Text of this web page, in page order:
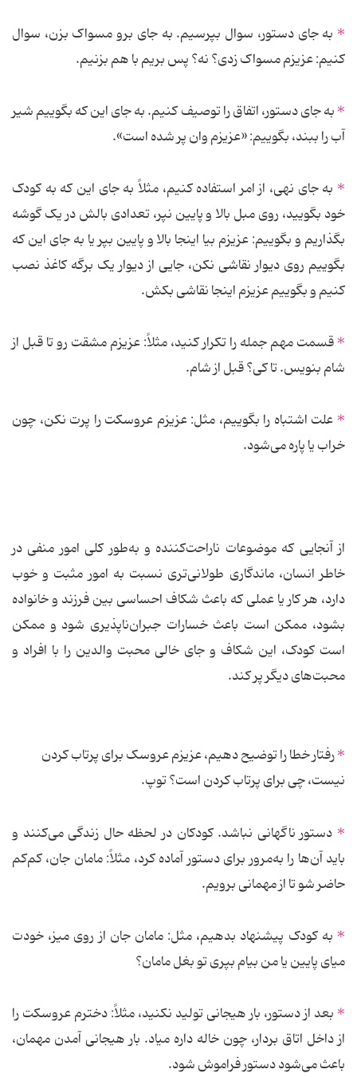
* به جای دستور، سوال بپرسیم. به جای برو مسواک بزن، سوال
کنیم: عزیزم مسواک زدی؟ نه؟ پس بریم با هم بزنیم.
*به جای دستور، اتفاق را توصیف کنیم. به جای این که بگوییم شیر
آب را ببند، بگوییم: «عزیزم وان پر شده است».
* به جای نهی، از امر استفاده کنیم، مثلاً به جای این که به کودک
خود بگویید، روی مبل بالا و پایین نپر، تعدادی بالش در یک گوشه
بگذاریم و بگوییم: عزیزم بیا اینجا بالا و پایین بپر یا به جای این که
بگوییم روی دیوار نقاشی نکن، جایی از دیوار یک برگه کاغذ نصب
کنیم و بگوییم عزیزم اینجا نقاشی بکش.
*قسمت مهم جمله را تکرار کنید، مثلاً: عزیزم مشقت رو تا قبل از
شام بنویس. تا کی؟ قبل از شام.
*علت اشتباه را بگوییم، مثل: عزیزم عروسکت را پرت نکن، چون
خراب یا پاره می‌شود.
از آنجایی که موضوعات ناراحت‌کننده و به‌طور کلی امور منفی در
خاطر انسان، ماندگاری طولانی‌تری نسبت به امور مثبت و خوب
دارد، هر کار یا عملی که باعث شکاف احساسی بین فرزند و خانواده
بشود، ممکن است باعث خسارات جبران‌ناپذیری شود و ممکن
است کودک، این شکاف و جای خالی محبت والدین را با افراد و
محبت‌های دیگر پر کند.
*رفتار خطا را توضیح دهیم، عزیزم عروسک برای پرتاب کردن
نیست، چی برای پرتاب کردن است؟ توپ.
* دستور ناگهانی نباشد. کودکان در لحظه حال زندگی می‌کنند و
باید آن‌ها را به‌مرور برای دستور آماده کرد، مثلاً: مامان جان، کم‌کم
حاضر شو تا از مهمانی برویم.
* به کودک پیشنهاد بدهیم، مثل: مامان جان از روی میز، خودت
میای پایین یا من بیام بپری تو بغل مامان؟
*بعد از دستور، بار هیجانی تولید نکنید، مثلاً: دخترم عروسکت را
از داخل اتاق بردار، چون خاله داره میاد. بار هیجانی آمدن مهمان،
باعث می‌شود دستور فراموش شود.